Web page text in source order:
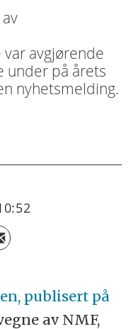
avgjørende
under på årets
nyhetsmelding.
publisert på
av NMF,